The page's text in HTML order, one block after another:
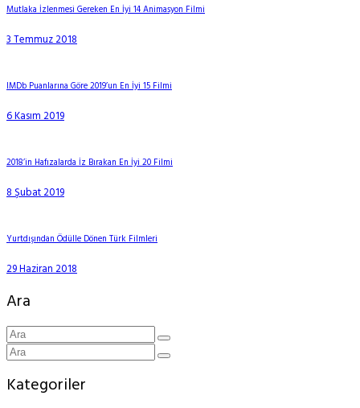
Mutlaka İzlenmesi Gereken En İyi 14 Animasyon Filmi
3 Temmuz 2018
IMDb Puanlarına Göre 2019’un En İyi 15 Filmi
6 Kasım 2019
2018’in Hafızalarda İz Bırakan En İyi 20 Filmi
8 Şubat 2019
Yurtdışından Ödülle Dönen Türk Filmleri
29 Haziran 2018
Ara
Kategoriler